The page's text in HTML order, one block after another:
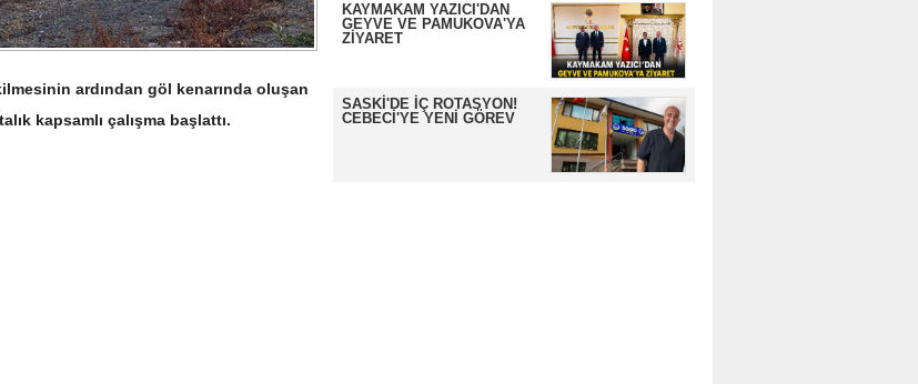
KAYMAKAM YAZICI'DAN
GEYVE VE PAMUKOVA'YA
ZİYARET
SASKİ'DE İÇ ROTASYON!
CEBECİ'YE YENİ GÖREV
ardından göl kenarında oluşan
kapsamlı çalışma başlattı.